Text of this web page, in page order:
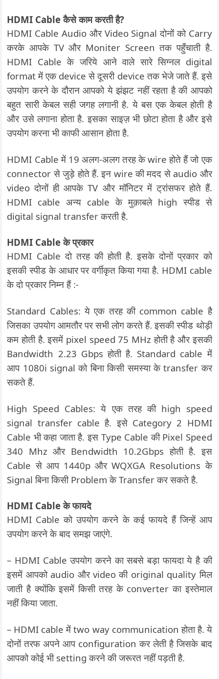
HDMI Cable कैसे काम करती है?
HDMI Cable Audio और Video Signal दोनों को Carry
करके आपके TV और Moniter Screen तक पहुँचाती है.
HDMI Cable के जरिये आने वाले सारे सिग्नल digital
format में एक device से दूसरी device तक भेजे जाते हैं. इसे
उपयोग करने के दौरान आपको ये झंझट नहीं रहता है की आपको
बहुत सारी केबल सही जगह लगानी है. ये बस एक केबल होती है
और उसे लगाना होता है. इसका साइज़ भी छोटा होता है और इसे
उपयोग करना भी काफी आसान होता है.
HDMI Cable में 19 अलग-अलग तरह के wire होते हैं जो एक
connector से जुड़े होते हैं. इन wire की मदद से audio और
video दोनों ही आपके TV और मॉनिटर में ट्रांसफर होते हैं.
HDMI cable अन्य cable के मुक़ाबले high स्पीड से
digital signal transfer करती है.
HDMI Cable के प्रकार
HDMI Cable दो तरह की होती है. इसके दोनों प्रकार को
इसकी स्पीड के आधार पर वर्गीकृत किया गया है. HDMI cable
के दो प्रकार निम्न हैं :-
Standard Cables: ये एक तरह की common cable है
जिसका उपयोग आमतौर पर सभी लोग करते हैं. इसकी स्पीड थोड़ी
कम होती है. इसमें pixel speed 75 MHz होती है और इसकी
Bandwidth 2.23 Gbps होती है. Standard cable में
आप 1080i signal को बिना किसी समस्या के transfer कर
सकते हैं.
High Speed Cables: ये एक तरह की high speed
signal transfer cable है. इसे Category 2 HDMI
Cable भी कहा जाता है. इस Type Cable की Pixel Speed
340 Mhz और Bendwidth 10.2Gbps होती है. इस
Cable से आप 1440p और WQXGA Resolutions के
Signal बिना किसी Problem के Transfer कर सकते है.
HDMI Cable के फायदे
HDMI Cable को उपयोग करने के कई फायदे हैं जिन्हें आप
उपयोग करने के बाद समझ जाएंगे.
– HDMI Cable उपयोग करने का सबसे बड़ा फायदा ये है की
इसमें आपको audio और video की original quality मिल
जाती है क्योंकि इसमें किसी तरह के converter का इस्तेमाल
नहीं किया जाता.
– HDMI cable में two way communication होता है. ये
दोनों तरफ अपने आप configuration कर लेती है जिसके बाद
आपको कोई भी setting करने की जरूरत नहीं पड़ती है.